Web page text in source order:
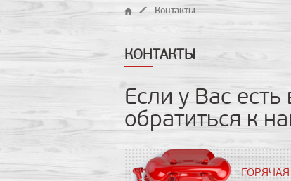
Контакты
КОНТАКТЫ
Если у Вас
обратиться к